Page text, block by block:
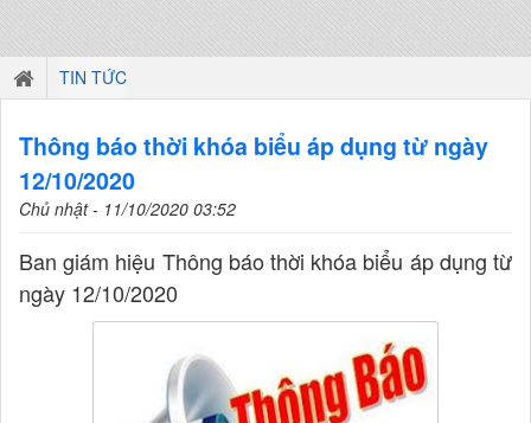
TIN TỨC
Thông báo thời khóa biểu áp dụng từ ngày
12/10/2020
Chủ nhật - 11/10/2020 03:52
Ban giám hiệu Thông báo thời khóa biểu áp dụng từ
ngày 12/10/2020